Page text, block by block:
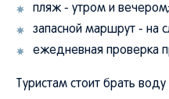
пляж - утром и вечером;
запасной маршрут - на
ежедневная проверка
Туристам стоит брать